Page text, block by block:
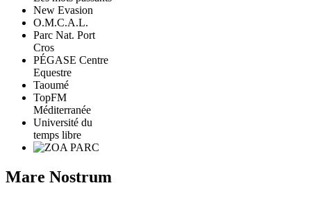
New Evasion
O.M.C.A.L.
Parc Nat. Port
Cros
PÉGASE Centre
Equestre
Taoumé
TopFM
Méditerranée
Université du
temps libre
Mare Nostrum